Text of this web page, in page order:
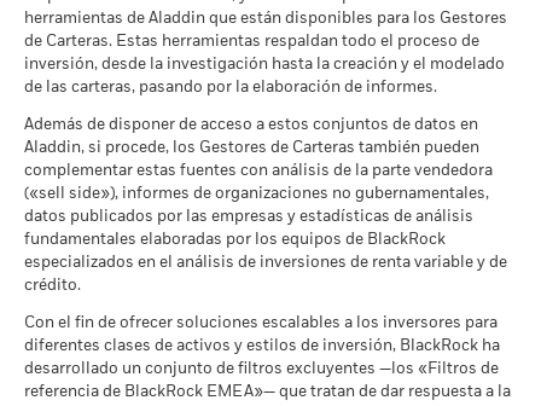
Las cifras mostradas hacen referencia a rentabilidades
La rentabilidad pasada no es un indicador fiable de
la rentabilidad futura. Los mercados podrían evolucionar de
cómo se ha gestionado el fondo en el pasado
La rentabilidad se muestra tomando como base el Valor
Liquidativo (VL), con reinversión de los ingresos brutos
cuando corresponda. La rentabilidad de su inversión puede
aumentar o disminuir como resultado de las fluctuaciones del
valor de las divisas si su inversión se realiza en una divisa
distinta de la utilizada para el cálculo de la rentabilidad
a
Escenarios
Tensión
Lo que puede recibir una vez deducidos los
Rendimiento medio cada año
Desfavorable
Lo que puede recibir una vez deducidos los
Rendimiento medio cada año
Rendimiento medio cada año
Favorable
Lo que puede recibir una vez deducidos los
Rendimiento medio cada año
MSCI - Armas Controvertidas
a 30 jun 2026
0,00%
MSCI - Armas Nucleares
MSCI - Armas de Fuego de
Uso Civil
a 30 jun 2026
0,00%
MSCI - Tabaco
a 30 jun 2026
0,00%
MSCI - Empresas que no
cumplen lo establecido en el
Pacto Mundial de las
Naciones Unidas
a 30 jun 2026
0,00%
documentación del fondo sobre cómo se consideran estos
riesgos materiales dentro de este producto, cuando proceda.
BlackRock Global Funds - Prospectus
(English)
Ver todos los documentos
herramientas de Aladdin que están disponibles para los Gestores
de Carteras. Estas herramientas respaldan todo el proceso de
inversión, desde la investigación hasta la creación y el modelado
de las carteras, pasando por la elaboración de informes.
Además de disponer de acceso a estos conjuntos de datos en
Aladdin, si procede, los Gestores de Carteras también pueden
complementar estas fuentes con análisis de la parte vendedora
(«sell side»), informes de organizaciones no gubernamentales,
datos publicados por las empresas y estadísticas de análisis
fundamentales elaboradas por los equipos de BlackRock
especializados en el análisis de inversiones de renta variable y de
crédito.
Con el fin de ofrecer soluciones escalables a los inversores para
diferentes clases de activos y estilos de inversión, BlackRock ha
desarrollado un conjunto de filtros excluyentes —los «Filtros de
referencia de BlackRock EMEA»— que tratan de dar respuesta a la